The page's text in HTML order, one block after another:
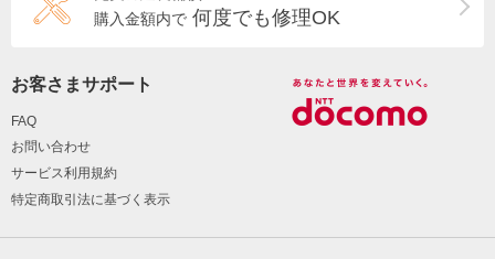
購入金額内で 何度でも修理OK
お客さまサポート
FAQ
お問い合わせ
サービス利用規約
特定商取引法に基づく表示